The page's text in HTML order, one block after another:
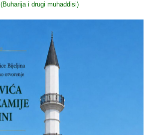
(Buharija i drugi muhaddisi)